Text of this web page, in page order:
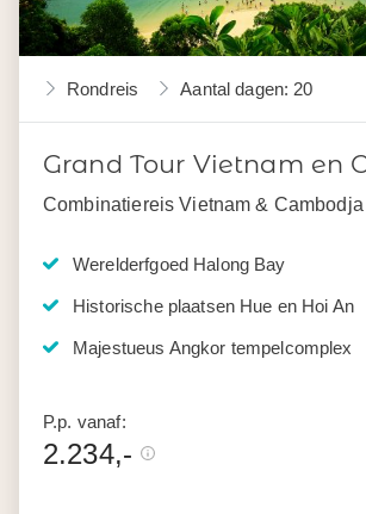
Rondreis Aantal dagen: 20
Grand Tour Vietnam en
Combinatiereis Vietnam & Cambodja
Werelderfgoed Halong Bay
Historische plaatsen Hue en Hoi An
Majestueus Angkor tempelcomplex
P.p. vanaf:
2.234,-